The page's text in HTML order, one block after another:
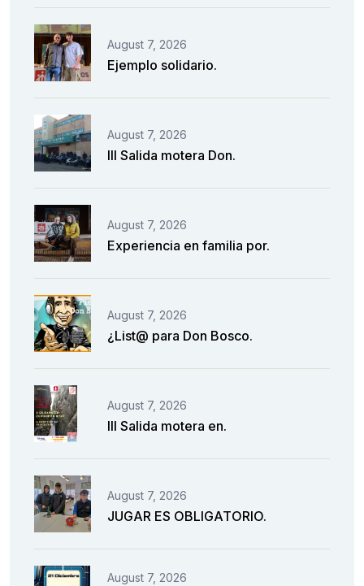
August 7, 2026
Ejemplo solidario.
August 7, 2026
III Salida motera Don.
August 7, 2026
Experiencia en familia por.
August 7, 2026
¿List@ para Don Bosco.
August 7, 2026
III Salida motera en.
August 7, 2026
JUGAR ES OBLIGATORIO.
August 7, 2026